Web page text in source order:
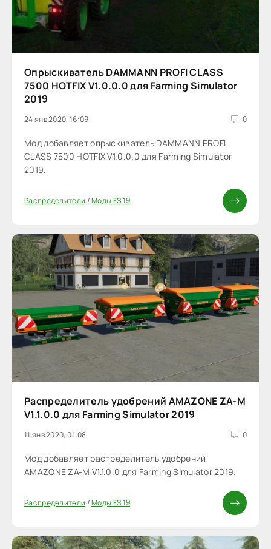
Опрыскиватель DAMMANN PROFI CLASS
7500 HOTFIX V1.0.0.0 для Farming Simulator
2019
24 янв 2020, 16:09 0
Мод добавляет опрыскиватель DAMMANN PROFI
CLASS 7500 HOTFIX V1.0.0.0 для Farming Simulator
2019.
Распределители /Моды FS 19
Распределитель удобрений AMAZONE ZA-M
V1.1.0.0 для Farming Simulator 2019
11 янв 2020, 01:08 0
Мод добавляет распределитель удобрений
AMAZONE ZA-M V1.1.0.0 для Farming Simulator 2019.
Распределители /Моды FS 19